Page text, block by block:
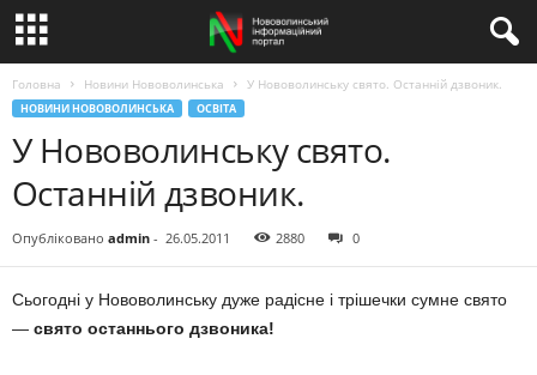
Головна Новини Нововолинська У Нововолинську свято. Останній дзвоник.
НОВИНИ НОВОВОЛИНСЬКА ОСВІТА
У Нововолинську свято.
Останній дзвоник.
Опубліковано admin - 26.05.2011 2880 0
Сьогодні у Нововолинську дуже радісне і трішечки сумне свято
— свято останнього дзвоника!